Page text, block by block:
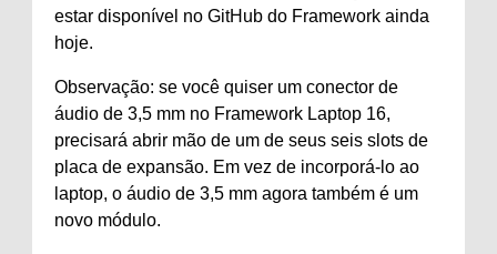
estar disponível no GitHub do Framework ainda
hoje.
Observação: se você quiser um conector de
áudio de 3,5 mm no Framework Laptop 16,
precisará abrir mão de um de seus seis slots de
placa de expansão. Em vez de incorporá-lo ao
laptop, o áudio de 3,5 mm agora também é um
novo módulo.